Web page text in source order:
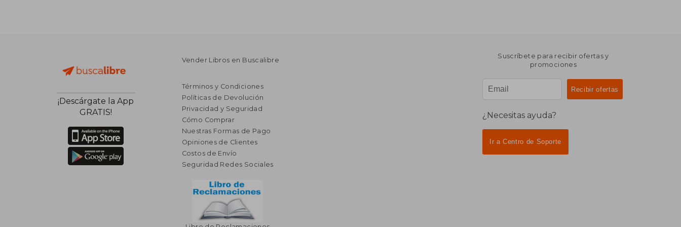
¡Descárgate la App
GRATIS!
Vender Libros en Buscalibre
Términos y Condiciones
Políticas de Devolución
Privacidad y Seguridad
Cómo Comprar
Nuestras Formas de Pago
Opiniones de Clientes
Costos de Envío
Seguridad Redes Sociales
Suscríbete para recibir ofertas y
promociones
¿Necesitas ayuda?
Ir a Centro de Soporte